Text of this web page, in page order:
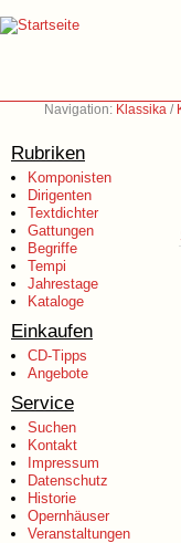
Navigation: Klassika /
Rubriken
Komponisten
Dirigenten
Textdichter
Gattungen
Begriffe
Tempi
Jahrestage
Kataloge
Einkaufen
CD-Tipps
Angebote
Service
Suchen
Kontakt
Impressum
Datenschutz
Historie
Opernhäuser
Veranstaltungen